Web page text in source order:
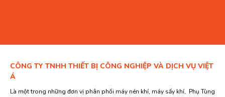
CÔNG TY TNHH THIẾT BỊ CÔNG NGHIỆP VÀ DỊCH VỤ VIỆT
Á
Là một trong những đơn vị phân phối máy nén khí, máy sấy khí, Phụ Tùng